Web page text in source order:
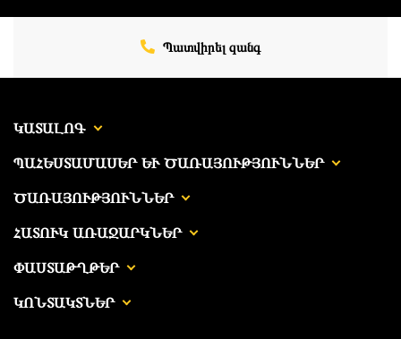
Պատվիրել զանգ
ԿԱՏԱԼՈԳ
ՊԱՀԵՍՏԱՄԱՍԵՐ ԵՒ ԾԱՌԱՅՈՒԹՅՈՒՆՆԵՐ
ԾԱՌԱՅՈՒԹՅՈՒՆՆԵՐ
ՀԱՏՈՒԿ ԱՌԱՋԱՐԿՆԵՐ
ՓԱՍՏԱԹՂԹԵՐ
ԿՈՆՏԱԿՏՆԵՐ